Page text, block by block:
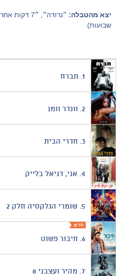
יצא מהטבלה:
״נרודה״, ״7
שבועות).
1. תברח
2. וונדר וומן
3. חדרי הבית
4. אני, דניאל בלייק
5. שומרי הגלקסיה חלק 2
6. חיבור פשוט
7. מהיר ועצבני 8